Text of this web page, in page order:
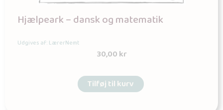
Hjælpeark – dansk og matematik
Udgives af: LærerNemt
30,00kr
Tilføj til kurv